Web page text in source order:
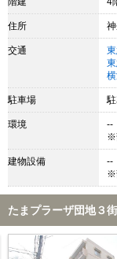
住所
交通
駐車場
環境
--
※
建物設備
--
※
たまプラーザ団地３